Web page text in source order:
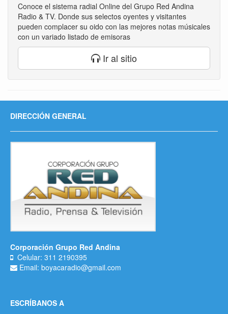
Conoce el sistema radial Online del Grupo Red Andina
Radio & TV. Donde sus selectos oyentes y visitantes
pueden complacer su oido con las mejores notas músicales
con un variado listado de emisoras
Ir al sitio
DIRECCIÓN GENERAL
Corporación Grupo Red Andina
Celular: 311 2190395
Email: boyacaradio@gmail.com
ESCRÍBANOS A